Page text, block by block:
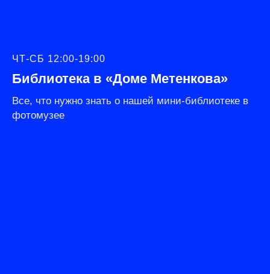
ЧТ-СБ 12:00-19:00
Библиотека в «Доме Метенкова»
Все, что нужно знать о нашей мини-библиотеке в
фотомузее